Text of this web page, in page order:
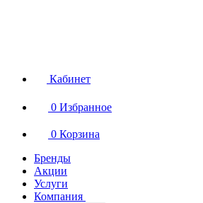
Кабинет
0 Избранное
0 Корзина
Бренды
Акции
Услуги
Компания